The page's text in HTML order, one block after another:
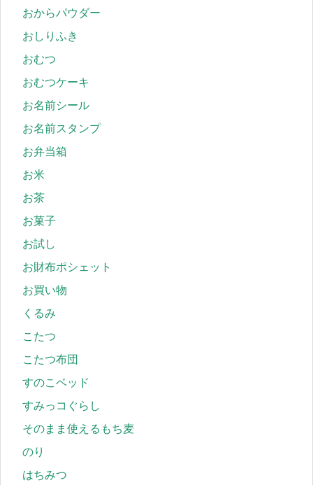
おからパウダー
おしりふき
おむつ
おむつケーキ
お名前シール
お名前スタンプ
お弁当箱
お米
お茶
お菓子
お試し
お財布ポシェット
お買い物
くるみ
こたつ
こたつ布団
すのこベッド
すみっコぐらし
そのまま使えるもち麦
のり
はちみつ